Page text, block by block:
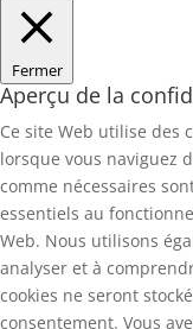
Fermer
Aperçu de la
Ce site Web utilise des
lorsque vous naviguez
comme nécessaires
essentiels au
Web. Nous utilisons
analyser et à
cookies ne seront
consentement. Vous